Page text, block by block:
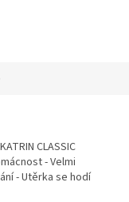
CLASSIC
- Velmi
- Utěrka se hodí